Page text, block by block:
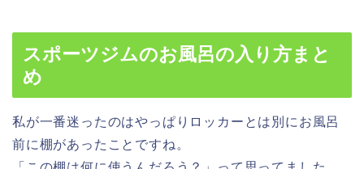
スポーツジムのお風呂の入り方まと
め
私が一番迷ったのはやっぱりロッカーとは別にお風呂
前に棚があったことですね。